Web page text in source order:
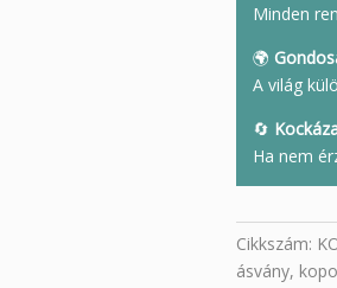
Minden
🌍
A világ
🔄
Ha nem
Cikkszám:
ásvány,